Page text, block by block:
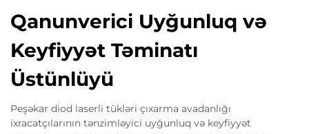
Qanunverici Uyğunluq və
Keyfiyyət Təminatı
Üstünlüyü
Peşəkar diod laserli tükləri çıxarma avadanlığı
ixracatçılarının tənzimləyici uyğunluq və keyfiyyət